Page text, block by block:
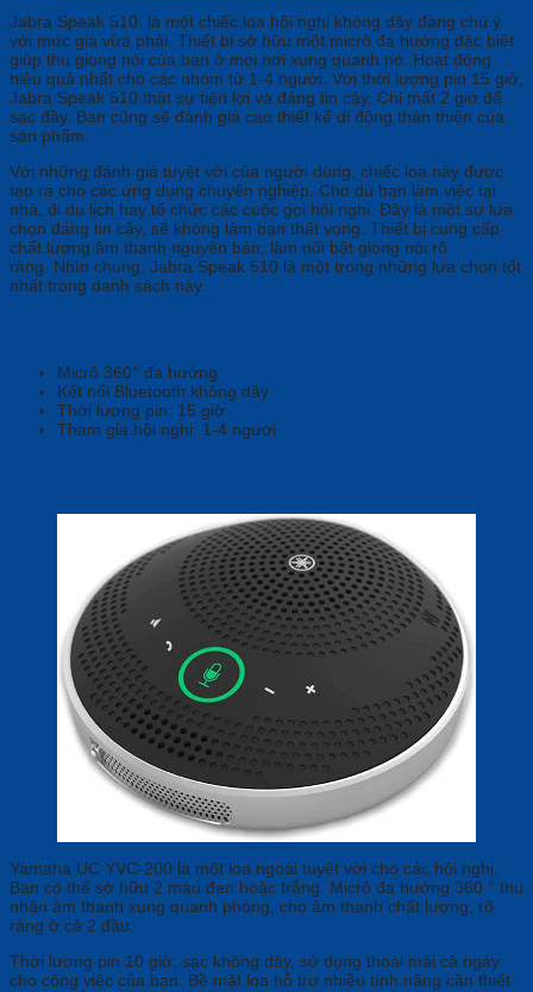
Jabra Speak 510 là một chiếc loa hội nghị không dây đáng chú ý
với mức giá vừa phải. Thiết bị sở hữu một micrô đa hướng đặc biệt
giúp thu giọng nói của bạn ở mọi nơi xung quanh nó. Hoạt động
hiệu quả nhất cho các nhóm từ 1-4 người. Với thời lượng pin 15 giờ,
Jabra Speak 510 thật sự tiện lợi và đáng tin cậy. Chỉ mất 2 giờ để
sạc đầy. Bạn cũng sẽ đánh giá cao thiết kế di động thân thiện của
sản phẩm.
Với những đánh giá tuyệt vời của người dùng, chiếc loa này được
tạo ra cho các ứng dụng chuyên nghiệp. Cho dù bạn làm việc tại
nhà, đi du lịch hay tổ chức các cuộc gọi hội nghị. Đây là một sự lựa
chọn đáng tin cậy, sẽ không làm bạn thất vọng. Thiết bị cung cấp
chất lượng âm thanh nguyên bản, làm nổi bật giọng nói rõ
ràng. Nhìn chung, Jabra Speak 510 là một trong những lựa chọn tốt
nhất trong danh sách này.
Micrô 360° đa hướng
Kết nối Bluetooth không dây
Thời lượng pin: 15 giờ
Tham gia hội nghị: 1-4 người
Yamaha UC YVC-200 là một loa ngoài tuyệt vời cho các hội nghị.
Bạn có thể sở hữu 2 màu đen hoặc trắng. Micrô đa hướng 360 ° thu
nhận âm thanh xung quanh phòng, cho âm thanh chất lượng, rõ
ràng ở cả 2 đầu.
Thời lượng pin 10 giờ, sạc không dây, sử dụng thoải mái cả ngày
cho công việc của bạn. Bề mặt loa hỗ trợ nhiều tính năng cần thiết